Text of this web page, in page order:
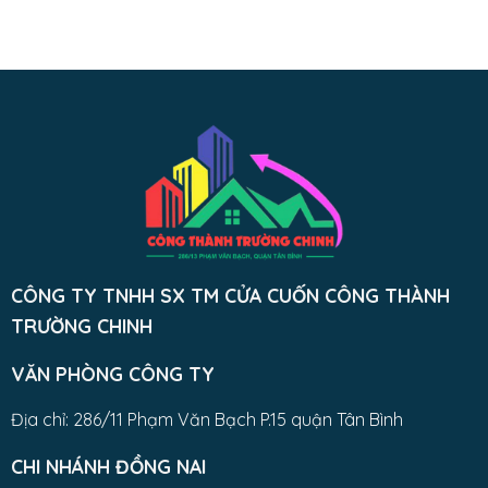
CÔNG TY TNHH SX TM CỬA CUỐN CÔNG THÀNH
TRƯỜNG CHINH
VĂN PHÒNG CÔNG TY
Địa chỉ: 286/11 Phạm Văn Bạch P.15 quận Tân Bình
CHI NHÁNH ĐỒNG NAI